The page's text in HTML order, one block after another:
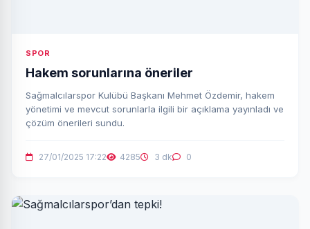
SPOR
Hakem sorunlarına öneriler
Sağmalcılarspor Kulübü Başkanı Mehmet Özdemir, hakem
yönetimi ve mevcut sorunlarla ilgili bir açıklama yayınladı ve
çözüm önerileri sundu.
27/01/2025 17:22 4285 3 dk 0